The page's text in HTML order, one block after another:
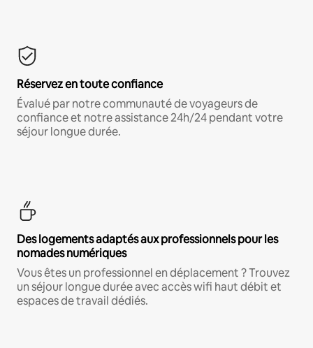
Réservez en toute confiance
Évalué par notre communauté de voyageurs de
confiance et notre assistance 24h/24 pendant votre
séjour longue durée.
Des logements adaptés aux professionnels pour les
nomades numériques
Vous êtes un professionnel en déplacement ? Trouvez
un séjour longue durée avec accès wifi haut débit et
espaces de travail dédiés.